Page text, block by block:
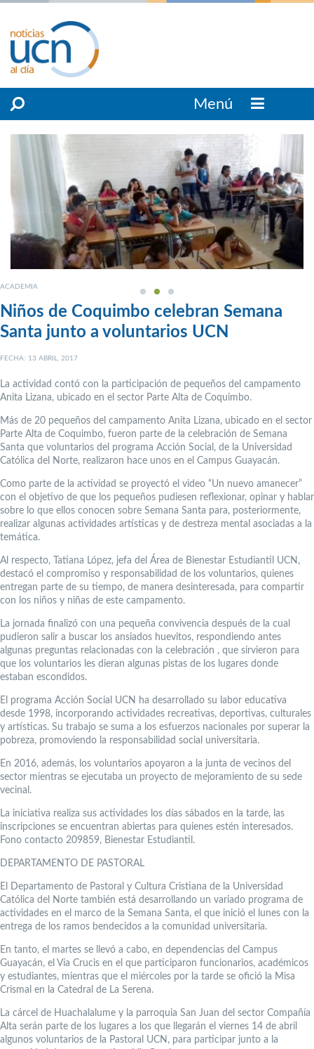
Menú
ACADEMIA
Niños de Coquimbo celebran Semana
Santa junto a voluntarios UCN
FECHA: 13 ABRIL, 2017
La actividad contó con la participación de pequeños del campamento
Anita Lizana, ubicado en el sector Parte Alta de Coquimbo.
Más de 20 pequeños del campamento Anita Lizana, ubicado en el sector
Parte Alta de Coquimbo, fueron parte de la celebración de Semana
Santa que voluntarios del programa Acción Social, de la Universidad
Católica del Norte, realizaron hace unos en el Campus Guayacán.
Como parte de la actividad se proyectó el video “Un nuevo amanecer”
con el objetivo de que los pequeños pudiesen reflexionar, opinar y hablar
sobre lo que ellos conocen sobre Semana Santa para, posteriormente,
realizar algunas actividades artísticas y de destreza mental asociadas a la
temática.
Al respecto, Tatiana López, jefa del Área de Bienestar Estudiantil UCN,
destacó el compromiso y responsabilidad de los voluntarios, quienes
entregan parte de su tiempo, de manera desinteresada, para compartir
con los niños y niñas de este campamento.
La jornada finalizó con una pequeña convivencia después de la cual
pudieron salir a buscar los ansiados huevitos, respondiendo antes
algunas preguntas relacionadas con la celebración , que sirvieron para
que los voluntarios les dieran algunas pistas de los lugares donde
estaban escondidos.
El programa Acción Social UCN ha desarrollado su labor educativa
desde 1998, incorporando actividades recreativas, deportivas, culturales
y artísticas. Su trabajo se suma a los esfuerzos nacionales por superar la
pobreza, promoviendo la responsabilidad social universitaria.
En 2016, además, los voluntarios apoyaron a la junta de vecinos del
sector mientras se ejecutaba un proyecto de mejoramiento de su sede
vecinal.
La iniciativa realiza sus actividades los días sábados en la tarde, las
inscripciones se encuentran abiertas para quienes estén interesados.
Fono contacto 209859, Bienestar Estudiantil.
DEPARTAMENTO DE PASTORAL
El Departamento de Pastoral y Cultura Cristiana de la Universidad
Católica del Norte también está desarrollando un variado programa de
actividades en el marco de la Semana Santa, el que inició el lunes con la
entrega de los ramos bendecidos a la comunidad universitaria.
En tanto, el martes se llevó a cabo, en dependencias del Campus
Guayacán, el Vía Crucis en el que participaron funcionarios, académicos
y estudiantes, mientras que el miércoles por la tarde se ofició la Misa
Crismal en la Catedral de La Serena.
La cárcel de Huachalalume y la parroquia San Juan del sector Compañía
Alta serán parte de los lugares a los que llegarán el viernes 14 de abril
algunos voluntarios de la Pastoral UCN, para participar junto a la